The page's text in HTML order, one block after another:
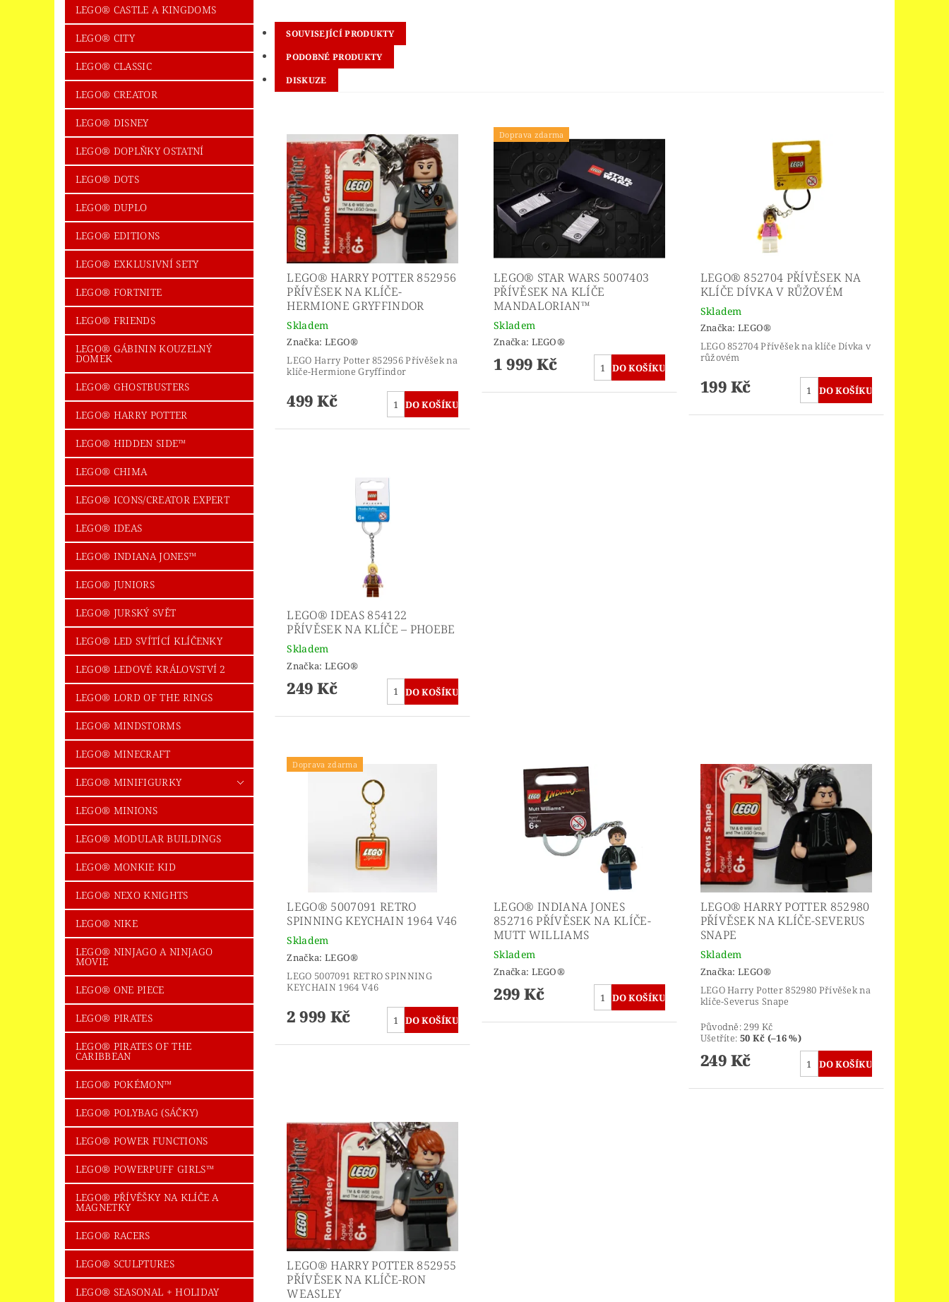
LEGO® CASTLE A KINGDOMS
LEGO® CITY
LEGO® CLASSIC
LEGO® CREATOR
LEGO® DISNEY
LEGO® DOPLŇKY OSTATNÍ
LEGO® DOTS
LEGO® DUPLO
LEGO® EDITIONS
LEGO® EXKLUSIVNÍ SETY
LEGO® FORTNITE
LEGO® FRIENDS
LEGO® GÁBININ KOUZELNÝ
DOMEK
LEGO® GHOSTBUSTERS
LEGO® HARRY POTTER
LEGO® HIDDEN SIDE™
LEGO® CHIMA
LEGO® ICONS/CREATOR EXPERT
LEGO® IDEAS
LEGO® INDIANA JONES™
LEGO® JUNIORS
LEGO® JURSKÝ SVĚT
LEGO® LED SVÍTÍCÍ KLÍČENKY
LEGO® LEDOVÉ KRÁLOVSTVÍ 2
LEGO® LORD OF THE RINGS
LEGO® MINDSTORMS
LEGO® MINECRAFT
LEGO® MINIFIGURKY
LEGO® MINIONS
LEGO® MODULAR BUILDINGS
LEGO® MONKIE KID
LEGO® NEXO KNIGHTS
LEGO® NIKE
LEGO® NINJAGO A NINJAGO
MOVIE
LEGO® ONE PIECE
LEGO® PIRATES
LEGO® PIRATES OF THE
CARIBBEAN
LEGO® POKÉMON™
LEGO® POLYBAG (SÁČKY)
LEGO® POWER FUNCTIONS
LEGO® POWERPUFF GIRLS™
LEGO® PŘÍVĚŠKY NA KLÍČE A
MAGNETKY
LEGO® RACERS
LEGO® SCULPTURES
LEGO® SEASONAL + HOLIDAY
SOUVISEJÍCÍ PRODUKTY
PODOBNÉ PRODUKTY
DISKUZE
LEGO® HARRY POTTER 852956
PŘÍVĚSEK NA KLÍČE-
HERMIONE GRYFFINDOR
Skladem
Značka: LEGO®
LEGO Harry Potter 852956 Přívěšek na
klíče-Hermione Gryffindor
499 Kč
Doprava zdarma
LEGO® STAR WARS 5007403
PŘÍVĚSEK NA KLÍČE
MANDALORIAN™
Skladem
Značka: LEGO®
1 999 Kč
LEGO® 852704 PŘÍVĚSEK NA
KLÍČE DÍVKA V RŮŽOVÉM
Skladem
Značka:LEGO®
LEGO 852704 Přívěšek na klíče Dívka v
růžovém
199 Kč
LEGO® IDEAS 854122
PŘÍVĚSEK NA KLÍČE – PHOEBE
Skladem
Značka: LEGO®
249 Kč
Doprava zdarma
LEGO® 5007091 RETRO
SPINNING KEYCHAIN 1964 V46
Skladem
Značka: LEGO®
LEGO 5007091 RETRO SPINNING
KEYCHAIN 1964 V46
2 999 Kč
LEGO® INDIANA JONES
852716 PŘÍVĚSEK NA KLÍČE-
MUTT WILLIAMS
Skladem
Značka: LEGO®
299 Kč
LEGO® HARRY POTTER 852980
PŘÍVĚSEK NA KLÍČE-SEVERUS
SNAPE
Skladem
Značka:LEGO®
LEGO Harry Potter 852980 Přívěšek na
klíče-Severus Snape
Původně:299 Kč
Ušetříte: 50 Kč (–16 %)
249 Kč
LEGO® HARRY POTTER 852955
PŘÍVĚSEK NA KLÍČE-RON
WEASLEY